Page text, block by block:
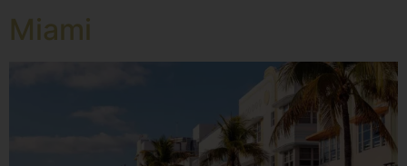
Miami